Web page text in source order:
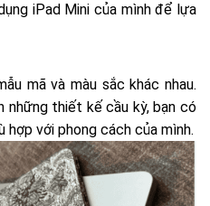
iPad Mini của mình để lựa
mã và màu sắc khác nhau.
những thiết kế cầu kỳ, bạn có
với phong cách của mình.